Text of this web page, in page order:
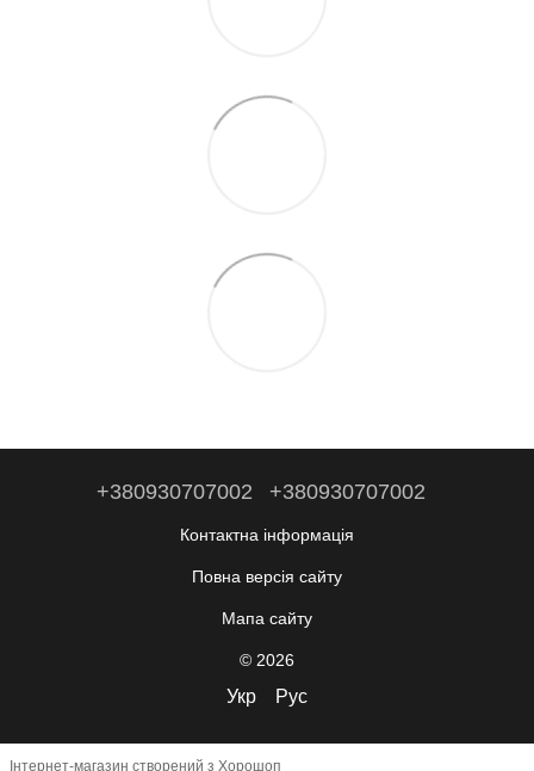
+380930707002 +380930707002
Контактна інформація
Повна версія сайту
Мапа сайту
© 2026
Укр Рус
Інтернет-магазин створений з Хорошоп